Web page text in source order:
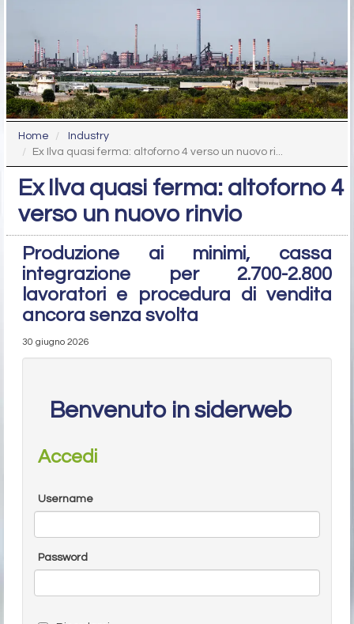
Home
Industry
Ex Ilva quasi ferma: altoforno 4 verso un nuovo ri...
Ex Ilva quasi ferma: altoforno 4
verso un nuovo rinvio
Produzione ai minimi, cassa
integrazione per 2.700-2.800
lavoratori e procedura di vendita
ancora senza svolta
30 giugno 2026
Benvenuto in siderweb
Accedi
Username
Password